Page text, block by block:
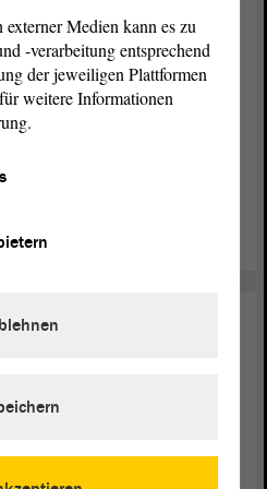
Risiken von
die Abgeordneten des
Risiken von künstlicher
zu teils amüsanten
Medien kann es zu
-verarbeitung entsprechend
der jeweiligen Plattformen
weitere Informationen